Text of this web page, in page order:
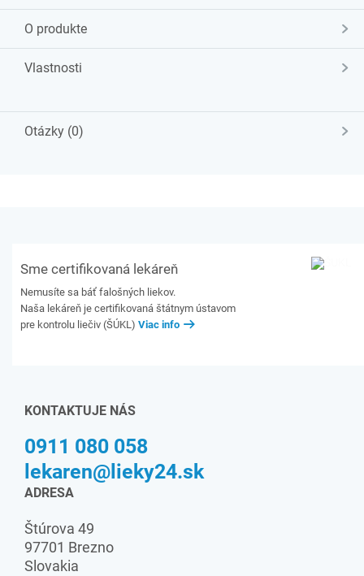
O produkte
Vlastnosti
Otázky (0)
Sme certifikovaná lekáreň
Nemusíte sa báť falošných liekov.
Naša lekáreň je certifikovaná štátnym ústavom
pre kontrolu liečiv (ŠÚKL) Viac info
KONTAKTUJE NÁS
0911 080 058
lekaren@lieky24.sk
ADRESA
Štúrova 49
97701 Brezno
Slovakia